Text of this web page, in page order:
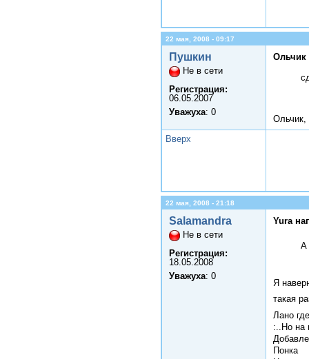
22 мая, 2008 - 09:17
Пушкин
Не в сети
Регистрация:
06.05.2007
Уважуха: 0
Ольчик
Ольчик,
Вверх
22 мая, 2008 - 21:18
Salamandra
Не в сети
Регистрация:
18.05.2008
Уважуха: 0
Yura
А
Я
такая
Лано
:..Но на
Понка